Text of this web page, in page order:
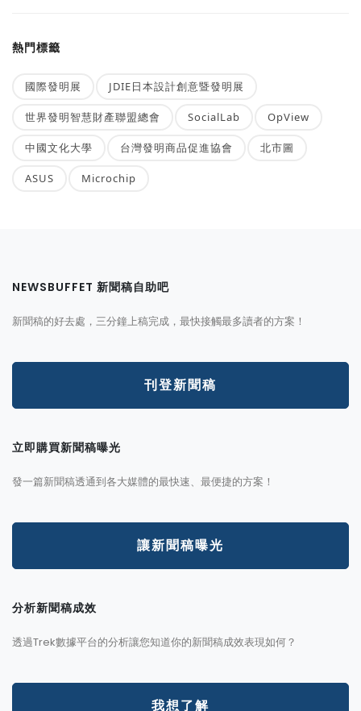
熱門標籤
國際發明展 JDIE日本設計創意暨發明展
世界發明智慧財產聯盟總會 SocialLab OpView
中國文化大學 台灣發明商品促進協會 北市圖
ASUS Microchip
NEWSBUFFET 新聞稿自助吧
新聞稿的好去處，三分鐘上稿完成，最快接觸最多讀者的方案！
刊登新聞稿
立即購買新聞稿曝光
發一篇新聞稿透通到各大媒體的最快速、最便捷的方案！
讓新聞稿曝光
分析新聞稿成效
透過Trek數據平台的分析讓您知道你的新聞稿成效表現如何？
我想了解